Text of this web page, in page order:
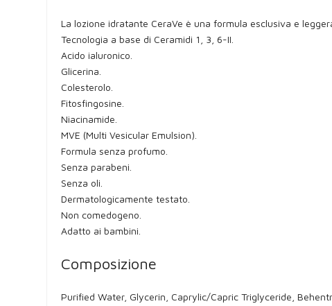
La lozione idratante CeraVe è una formula esclusiva e
Tecnologia a base di Ceramidi 1, 3, 6-II.
Acido ialuronico.
Glicerina.
Colesterolo.
Fitosfingosine.
Niacinamide.
MVE (Multi Vesicular Emulsion).
Formula senza profumo.
Senza parabeni.
Senza oli.
Dermatologicamente testato.
Non comedogeno.
Adatto ai bambini.
Composizione
Purified Water, Glycerin, Caprylic/Capric Triglyceride,